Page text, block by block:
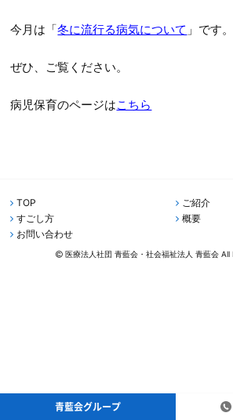
青藍会グループ
今月は「冬に流行る病気について 」です。
ぜひ、ご覧ください。
病児保育のページはこちら
TOP
ご紹介
すごし方
概要
お問い合わせ
医療法人社団 青藍会・社会福祉法人 青藍会